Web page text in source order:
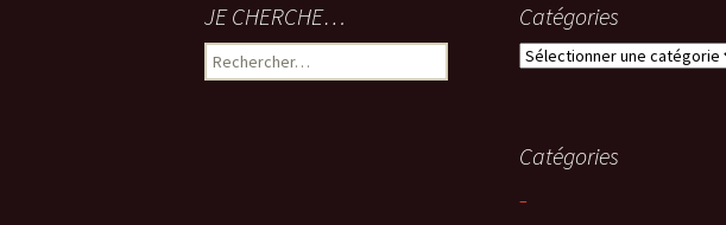
JE CHERCHE…
Rechercher :
Catégories
Catégories
Catégories
–